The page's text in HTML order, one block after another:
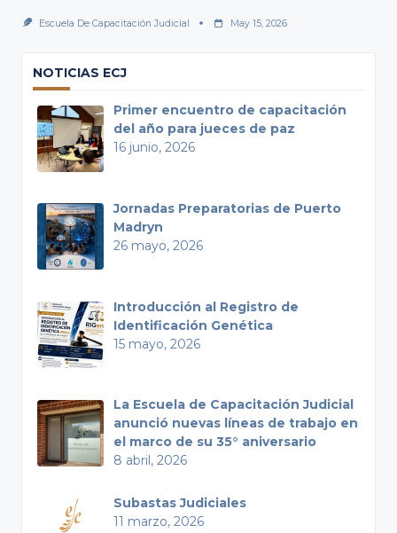
Escuela De Capacitación Judicial May 15, 2026
NOTICIAS ECJ
Primer encuentro de capacitación
del año para jueces de paz
16 junio, 2026
Jornadas Preparatorias de Puerto
Madryn
26 mayo, 2026
Introducción al Registro de
Identificación Genética
15 mayo, 2026
La Escuela de Capacitación Judicial
anunció nuevas líneas de trabajo en
el marco de su 35° aniversario
8 abril, 2026
Subastas Judiciales
11 marzo, 2026